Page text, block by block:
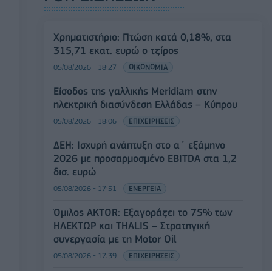
Χρηματιστήριο: Πτώση κατά 0,18%, στα
315,71 εκατ. ευρώ ο τζίρος
05/08/2026 - 18:27 ΟΙΚΟΝΟΜΙΑ
Είσοδος της γαλλικής Meridiam στην
ηλεκτρική διασύνδεση Ελλάδας – Κύπρου
05/08/2026 - 18:06 ΕΠΙΧΕΙΡΗΣΕΙΣ
ΔΕΗ: Ισχυρή ανάπτυξη στο α΄ εξάμηνο
2026 με προσαρμοσμένο EBITDA στα 1,2
δισ. ευρώ
05/08/2026 - 17:51 ΕΝΕΡΓΕΙΑ
Όμιλος AKTOR: Εξαγοράζει το 75% των
ΗΛΕΚΤΩΡ και THALIS – Στρατηγική
συνεργασία με τη Motor Oil
05/08/2026 - 17:39 ΕΠΙΧΕΙΡΗΣΕΙΣ